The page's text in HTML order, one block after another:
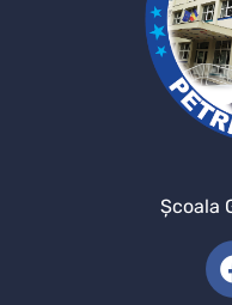
Şcoala